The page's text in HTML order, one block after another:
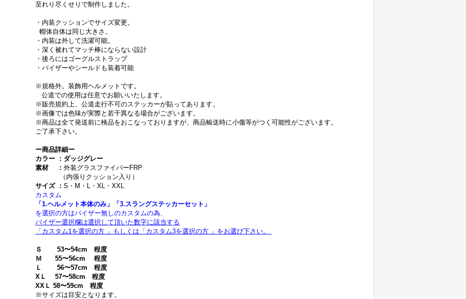
至れり尽くせりで制作しました。
・内装クッションでサイズ変更。
帽体自体は同じ大きさ。
・内装は外して洗濯可能。
・深く被れてマッチ棒にならない設計
・後ろにはゴーグルストラップ
・バイザーやシールドも装着可能
※規格外。装飾用ヘルメットです。
公道での使用は任意でお願いいたします。
※販売規約上、公道走行不可のステッカーが貼ってあります。
※画像では色味が実際と若干異なる場合がございます。
※商品は全て発送前に検品をおこなっておりますが、商品輸送時に小傷等がつく可能性がございます。
ご了承下さい。
ー商品詳細ー
カラー ：ダッジグレー
素材 ： 外装グラスファイバーFRP
（内張りクッション入り）
サイズ ： S・M・L・XL・XXL
カスタム
「1.ヘルメット本体のみ」「3.スラングステッカーセット」
を選択の方はバイザー無しのカスタムの為、
バイザー選択欄は選択して頂いた数字に該当する
「カスタム1を選択の方 」もしくは「カスタム3を選択の方 」をお選び下さい。
Ｓ 53〜54cm 程度
Ｍ 55〜56cm 程度
Ｌ 56〜57cm 程度
XＬ 57〜58cm 程度
XXＬ 58〜59cm 程度
※サイズは目安となります。